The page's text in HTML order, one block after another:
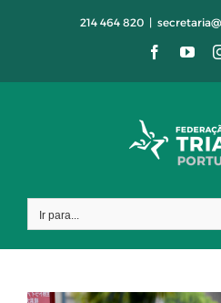
214 464 820 |
Facebook
Ir para...